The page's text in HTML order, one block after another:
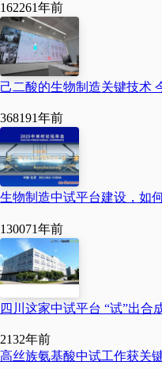
162261年前
己二酸的生物制造关键技术
368191年前
生物制造中试平台建设，如
130071年前
四川这家中试平台 “试”出合
2132年前
高丝族氨基酸中试工作获关